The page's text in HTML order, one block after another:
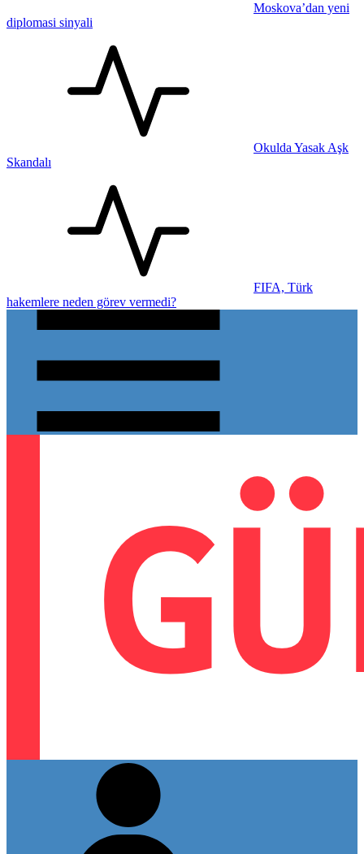
Moskova’dan yeni
diplomasi sinyali
Okulda Yasak Aşk
Skandalı
FIFA, Türk
hakemlere neden görev vermedi?